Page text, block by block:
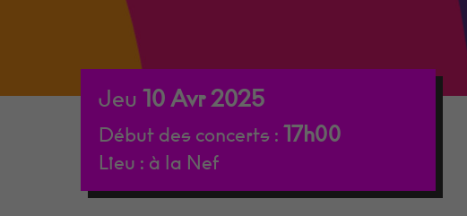
Jeu 10 Avr 2025
Début des concerts : 17h00
Lieu : à la Nef